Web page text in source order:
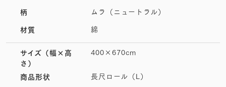
柄 ムラ（ニュートラル）
材質 綿
サイズ （幅×高
さ）
400×670cm
商品形状 長尺ロール（L）